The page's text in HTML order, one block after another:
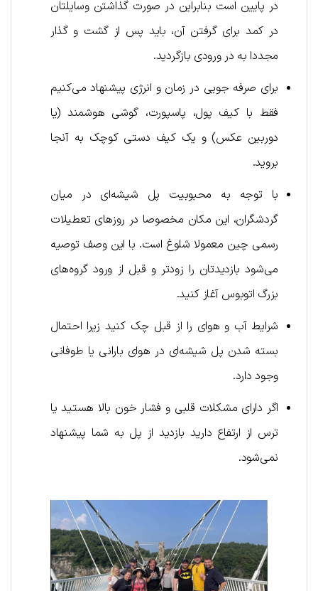
در پایین است بنابراین در صورت گذاشتن وسایلتان
در کمد برای گرفتن آن، باید پس از گشت و گذار
مجددا به در ورودی بازگردید.
برای صرفه جویی در زمان و انرژی پیشنهاد می‌کنیم
فقط با کیف پول، پاسپورت، گوشی هوشمند (یا
دوربین عکس) و یک کیف دستی کوچک به آنجا
بروید.
با توجه به محبوبیت پل شیشه‌ای در میان
گردشگران، این مکان مخصوصا در روزهای تعطیلات
رسمی چین معمولا شلوغ است. با این وصف توصیه
می‌شود بازدیدتان را زودتر و قبل از ورود گروه‌های
بزرگ اتوبوس آغاز کنید.
شرایط آب و هوای را از قبل چک کنید زیرا احتمال
بسته شدن پل شیشه‌ای در هوای بارانی یا طوفانی
وجود دارد.
اگر دارای مشکلات قلبی و فشار خون بالا هستید یا
ترس از ارتفاع دارید بازدید از پل به شما پیشنهاد
نمی‌شود.